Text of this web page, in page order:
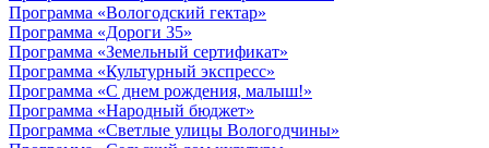
Программа «Вологодский гектар»
Программа «Дороги 35»
Программа «Земельный сертификат»
Программа «Культурный экспресс»
Программа «С днем рождения, малыш!»
Программа «Народный бюджет»
Программа «Светлые улицы Вологодчины»